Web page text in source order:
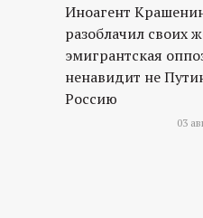
Иноагент
разоблачил своих
эмигрантская
ненавидит не
Россию
03